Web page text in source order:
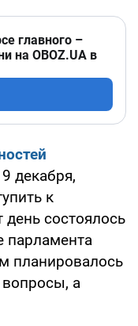
главного –
на OBOZ.UA в
декабря,
к
день состоялось
парламента
планировалось
а